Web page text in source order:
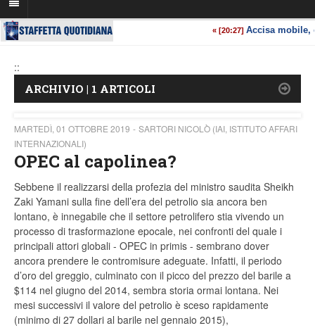
::
ARCHIVIO | 1 ARTICOLI
MARTEDÌ, 01 OTTOBRE 2019
SARTORI NICOLÒ (IAI, ISTITUTO AFFARI
INTERNAZIONALI)
OPEC al capolinea?
Sebbene il realizzarsi della profezia del ministro saudita Sheikh
Zaki Yamani sulla fine dell’era del petrolio sia ancora ben
lontano, è innegabile che il settore petrolifero stia vivendo un
processo di trasformazione epocale, nei confronti del quale i
principali attori globali - OPEC in primis - sembrano dover
ancora prendere le contromisure adeguate. Infatti, il periodo
d’oro del greggio, culminato con il picco del prezzo del barile a
$114 nel giugno del 2014, sembra storia ormai lontana. Nei
mesi successivi il valore del petrolio è sceso rapidamente
(minimo di 27 dollari al barile nel gennaio 2015),